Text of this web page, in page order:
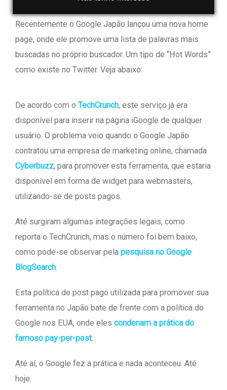
Recentemente o Google Japão lançou uma nova home
page, onde ele promove uma lista de palavras mais
buscadas no próprio buscador. Um tipo de “Hot Words”
como existe no Twitter. Veja abaixo:
De acordo com o TechCrunch, este serviço já era
disponível para inserir na página iGoogle de qualquer
usuário. O problema veio quando o Google Japão
contratou uma empresa de marketing online, chamada
Cyberbuzz, para promover esta ferramenta, que estaria
disponível em forma de widget para webmasters,
utilizando-se de posts pagos.
Até surgiram algumas integrações legais, como
reporta o TechCrunch, mas o número foi bem baixo,
como pode-se observar pela pesquisa no Google
BlogSearch.
Esta política de post pago utilizada para promover sua
ferramenta no Japão bate de frente com a política do
Google nos EUA, onde eles condenam a prática do
famoso pay-per-post.
Até aí, o Google fez a prática e nada aconteceu. Até
hoje.